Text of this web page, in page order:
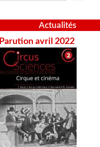
Actualités
Parution avril 2022